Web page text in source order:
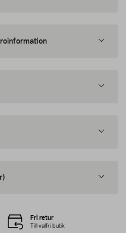
Fri retur
Till valfri butik